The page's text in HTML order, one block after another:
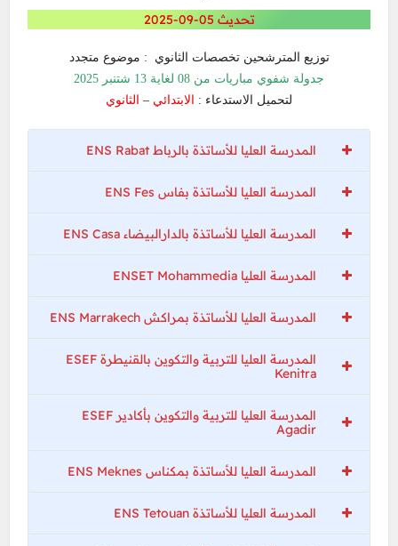
تحديث 05-09-2025
توزيع المترشحين تخصصات الثانوي : موضوع متجدد
جدولة شفوي مباريات من 08 لغاية 13 شتنبر 2025
لتحميل الاستدعاء :
الابتدائي – الثانوي
المدرسة العليا للأساتذة بالرباط ENS Rabat
المدرسة العليا للأساتذة بفاس ENS Fes
المدرسة العليا للأساتذة بالدارالبيضاء ENS Casa
المدرسة العليا ENSET Mohammedia
المدرسة العليا للأساتذة بمراكش ENS Marrakech
المدرسة العليا للتربية والتكوين بالقنيطرة ESEF
Kenitra
المدرسة العليا للتربية والتكوين بأكادير ESEF
Agadir
المدرسة العليا للأساتذة بمكناس ENS Meknes
المدرسة العليا للأساتذة ENS Tetouan